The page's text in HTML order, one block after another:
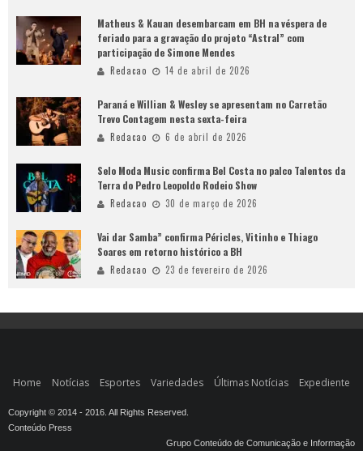
Matheus & Kauan desembarcam em BH na véspera de
feriado para a gravação do projeto “Astral” com
participação de Simone Mendes
Redacao 14 de abril de 2026
Paraná e Willian & Wesley se apresentam no Carretão
Trevo Contagem nesta sexta-feira
Redacao 6 de abril de 2026
Selo Moda Music confirma Bel Costa no palco Talentos da
Terra do Pedro Leopoldo Rodeio Show
Redacao 30 de março de 2026
Vai dar Samba” confirma Péricles, Vitinho e Thiago
Soares em retorno histórico a BH
Redacao 23 de fevereiro de 2026
Home Notícias Esportes Variedades Últimas Notícias Expediente
Copyright © 2014 - 2016. All Rights Reserved.
Conteúdo Press
Grupo Conteúdo de Comunicação e Informação